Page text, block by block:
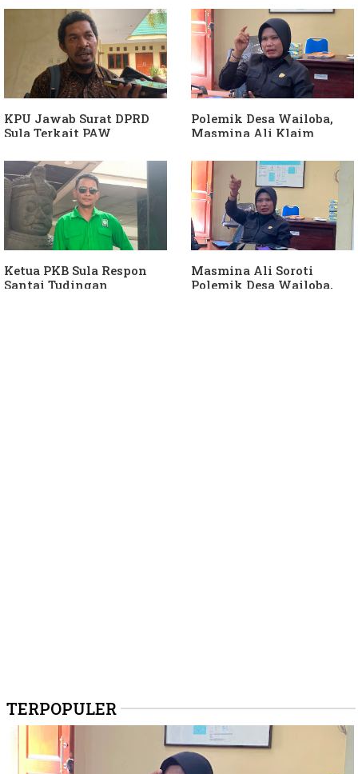
Diduga Jadikan
Keponakan "ATM
Berjalan"
APH Usut Dugaan
Penyimpangan Dana Desa
KPU Jawab Surat DPRD
Sula Terkait PAW
Hanura
Polemik Desa Wailoba,
Masmina Ali Klaim
Keterlibatan Ketua PKB
Sula
Ketua PKB Sula Respon
Santai Tudingan
Masmina Ali Soroti
Polemik Desa Wailoba,
TERPOPULER